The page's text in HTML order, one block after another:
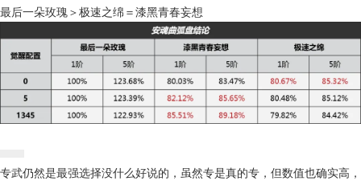
最后一朵玫瑰＞极速之绵＝漆黑青春妄想
专武仍然是最强选择没什么好说的，虽然专是真的专，但数值也确实高，